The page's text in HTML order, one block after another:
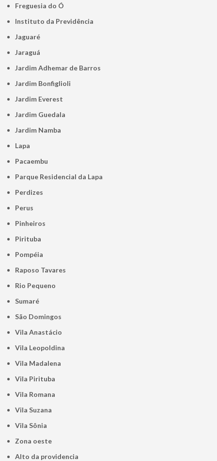
Freguesia do Ó
Instituto da Previdência
Jaguaré
Jaraguá
Jardim Adhemar de Barros
Jardim Bonfiglioli
Jardim Everest
Jardim Guedala
Jardim Namba
Lapa
Pacaembu
Parque Residencial da Lapa
Perdizes
Perus
Pinheiros
Pirituba
Pompéia
Raposo Tavares
Rio Pequeno
Sumaré
São Domingos
Vila Anastácio
Vila Leopoldina
Vila Madalena
Vila Pirituba
Vila Romana
Vila Suzana
Vila Sônia
Zona oeste
alto da providencia